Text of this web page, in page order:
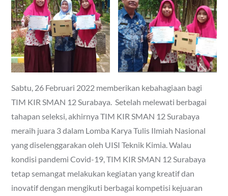
Sabtu, 26 Februari 2022 memberikan kebahagiaan bagi
TIM KIR SMAN 12 Surabaya. Setelah melewati berbagai
tahapan seleksi, akhirnya TIM KIR SMAN 12 Surabaya
meraih juara 3 dalam Lomba Karya Tulis Ilmiah Nasional
yang diselenggarakan oleh UISI Teknik Kimia. Walau
kondisi pandemi Covid-19, TIM KIR SMAN 12 Surabaya
tetap semangat melakukan kegiatan yang kreatif dan
inovatif dengan mengikuti berbagai kompetisi kejuaran